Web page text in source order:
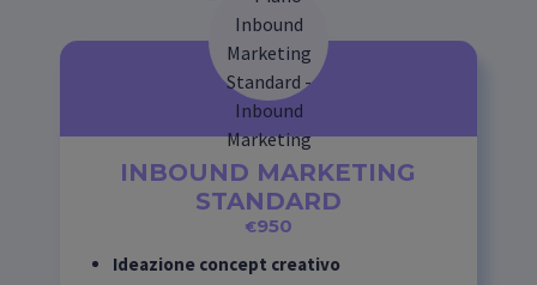
INBOUND MARKETING
STANDARD
€950
Ideazione concept creativo